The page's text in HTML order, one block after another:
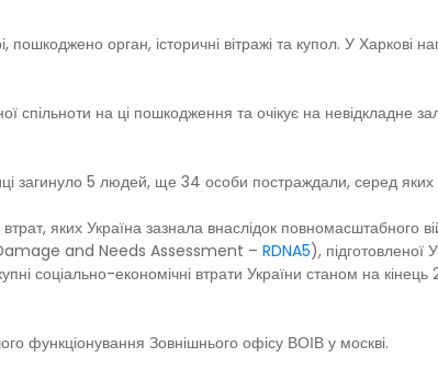
орган, історичні вітражі та купол. У Харкові
спільноти на ці пошкодження та очікує на невідкладне
загинуло 5 людей, ще 34 особи постраждали, серед яких
яких Україна зазнала внаслідок повномасштабного
Damage and Needs Assessment – RDNA5), підготовленої
соціально-економічні втрати України станом на
функціонування Зовнішнього офісу ВОІВ у москві.